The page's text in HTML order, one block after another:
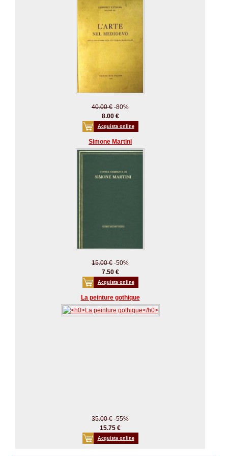
40.00 € -80%
8.00 €
Acquista online
Simone Martini
15.00 € -50%
7.50 €
Acquista online
La peinture gothique
35.00 € -55%
15.75 €
Acquista online